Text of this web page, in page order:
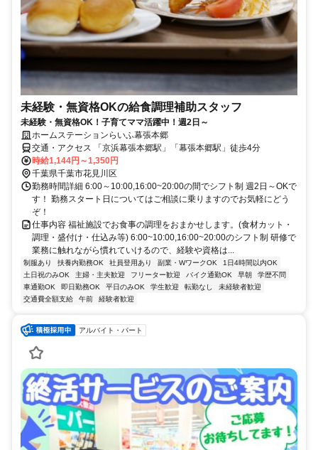
未経験・無資格OKの給食調理補助スタッフ
未経験・無資格OK！子育てママ活躍中！週2日～
ホームステーションらいふ幕張本郷
交通・アクセス 「京浜幕張本郷駅」「幕張本郷駅」徒歩4分
時給1,144円～1,350円
千葉県千葉市花見川区
勤務時間詳細 6:00～10:00,16:00~20:00の間でシフト制 週2日～OKで
す！ 勤務スタート日についてはご相談に乗りますのでお気軽にどう
ぞ！
仕事内容 福祉施設でお食事の調理をおまかせします。(食材カット・
調理・盛付け・仕込み等) 6:00~10:00,16:00~20:00のシフト制 研修で
業務に触れながら慣れていけるので、経験や資格は...
制服あり 扶養内勤務OK 社員登用あり 副業・WワークOK
1日4時間以内OK
土日祝のみOK
主婦・主夫歓迎 フリーター歓迎 バイク通勤OK 早朝
学歴不問
車通勤OK
即日勤務OK 平日のみOK 学生歓迎 転勤なし
未経験者歓迎
交通費全額支給
午前 経験者歓迎
アルバイト・パート